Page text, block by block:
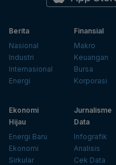
Berita
Nasional
Industri
Internasional
Energi
Finansial
Makro
Keuangan
Bursa
Korporasi
Ekonomi
Hijau
Energi Baru
Ekonomi
Sirkular
Jurnalisme
Data
Infografik
Analisis
Cek Data